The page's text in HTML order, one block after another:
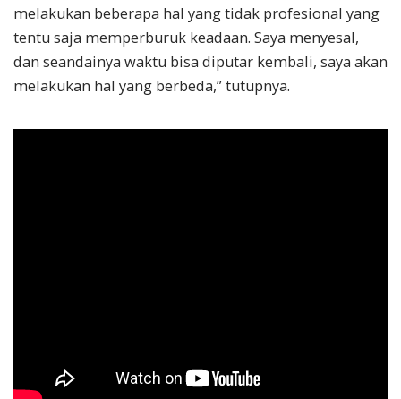
melakukan beberapa hal yang tidak profesional yang
tentu saja memperburuk keadaan. Saya menyesal,
dan seandainya waktu bisa diputar kembali, saya akan
melakukan hal yang berbeda,” tutupnya.